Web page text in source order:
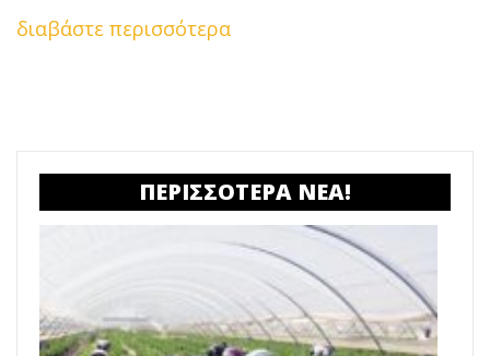
διαβάστε περισσότερα
ΠΕΡΙΣΣΟΤΕΡΑ ΝΕΑ!